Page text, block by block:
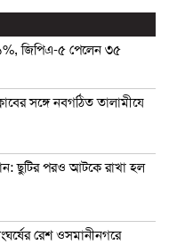
জিপিএ-৫ পেলেন ৩৫
সঙ্গে নবগঠিত তালামীযে
ছুটির পরও আটকে রাখা হল
রেশ ওসমানীনগরে